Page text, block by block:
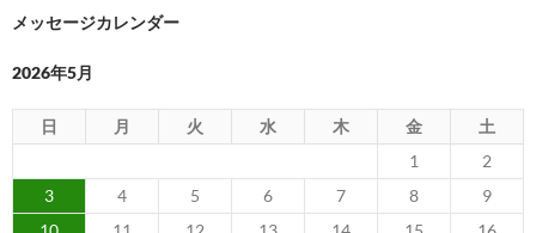
メッセージカレンダー
2026年5月
日 月 火 水 木 金
土
1
2
3
4 5 6 7 8
9